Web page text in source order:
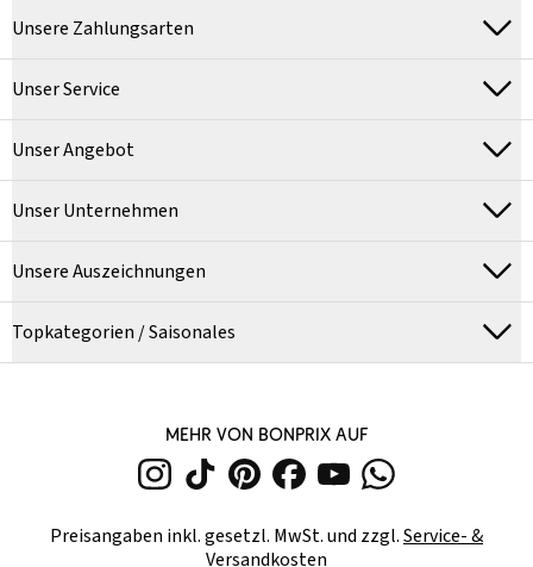
Unsere Zahlungsarten
Unser Service
Unser Angebot
Unser Unternehmen
Unsere Auszeichnungen
Topkategorien / Saisonales
MEHR VON BONPRIX AUF
Preisangaben inkl. gesetzl. MwSt. und zzgl.Service- &
Versandkosten